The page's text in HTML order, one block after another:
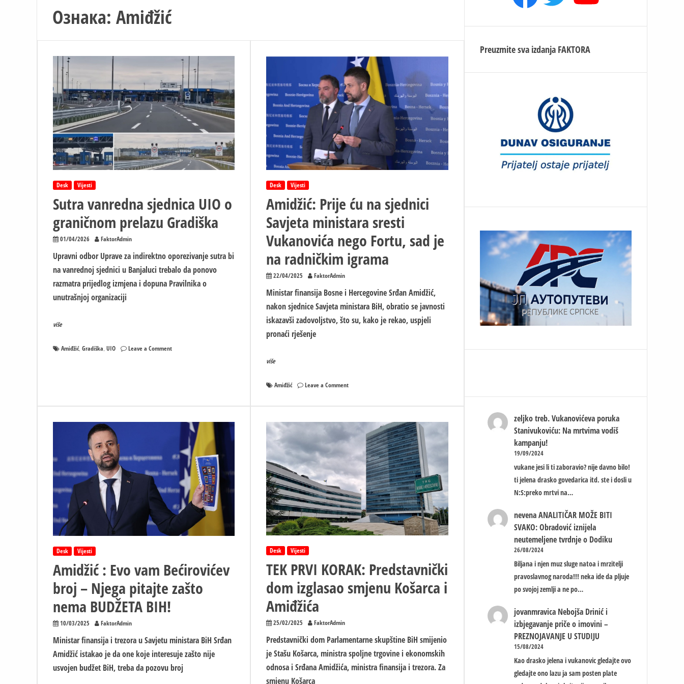
Ознака: Amiđžić
Desk Vijesti
Sutra vanredna sjednica UIO o
graničnom prelazu Gradiška
01/04/2026 FaktorAdmin
Upravni odbor Uprave za indirektno oporezivanje sutra bi
na vanrednoj sjednici u Banjaluci trebalo da ponovo
razmatra prijedlog izmjena i dopuna Pravilnika o
unutrašnjoj organizaciji
više
Amiđžić, Gradiška, UIO Leave a Commenton
graničnom
Gradiška
Desk Vijesti
Amidžić: Prije ću na sjednici
Savjeta ministara sresti
Vukanovića nego Fortu, sad je
na radničkim igrama
22/04/2025 FaktorAdmin
Ministar finansija Bosne i Hercegovine Srđan Amidžić,
nakon sjednice Savjeta ministara BiH, obratio se javnosti
iskazavši zadovoljstvo, što su, kako je rekao, uspjeli
pronaći rješenje
više
Amiđžić Leave a Commenton
Prije
sjednici
Savjeta
ministara
Vukanovića
nego
Fortu,
sad
je
na
radničkim
Desk Vijesti
Amidžić : Evo vam Bećirovićev
broj – Njega pitajte zašto
nema BUDŽETA BIH!
10/03/2025 FaktorAdmin
Ministar finansija i trezora u Savjetu ministara BiH Srđan
Amidžić istakao je da one koje interesuje zašto nije
usvojen budžet BiH, treba da pozovu broj
Desk Vijesti
TEK PRVI KORAK: Predstavnički
dom izglasao smjenu Košarca i
Amiđžića
25/02/2025 FaktorAdmin
Predstavnički dom Parlamentarne skupštine BiH smijenio
je Stašu Košarca, ministra spoljne trgovine i ekonomskih
odnosa i Srđana Amidžića, ministra finansija i trezora. Za
smjenu Košarca
Preuzmite sva izdanja FAKTORA
zeljko treb. Vukanovićeva poruka
Stanivukoviću: Na mrtvima vodiš
kampanju!
19/09/2024
vukane jesi li ti zaboravio? nije davno bilo!
ti jelena drasko govedarica itd. ste i dosli u
N:S:preko mrtvi na…
nevena ANALITIČAR MOŽE BITI
SVAKO: Obradović iznijela
neutemeljene tvrdnje o Dodiku
26/08/2024
Biljana i njen muz sluge natoa i mrzitelji
pravoslavnog naroda!!! neka ide da pljuje
po svojoj zemlji a ne po…
jovanmravica Nebojša Drinić i
izbjegavanje priče o imovini –
PREZNOJAVANJE U STUDIJU
15/08/2024
Kao drasko jelena i vukanovic gledajte ovo
gledajte ono lazu ja sam posten plate